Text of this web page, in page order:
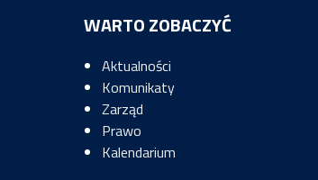
WARTO ZOBACZYĆ
Aktualności
Komunikaty
Zarząd
Prawo
Kalendarium